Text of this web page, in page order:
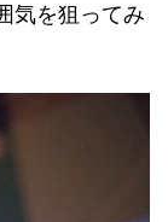
気を狙ってみ